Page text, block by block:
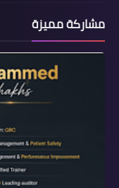
أخبار
مشاركة مميزة